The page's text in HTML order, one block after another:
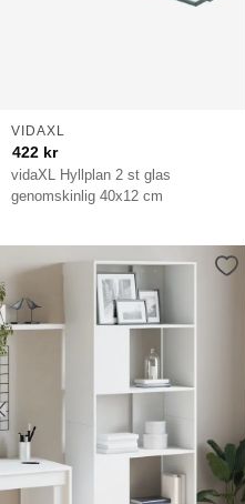
vidaXL Hyllplan 2 st glas
genomskinlig 40x12 cm
VIDAXL
422 kr